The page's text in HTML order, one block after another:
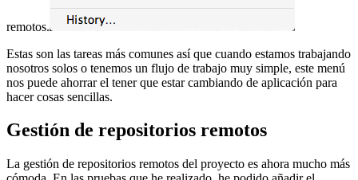
remotos.
Estas son las tareas más comunes así que cuando estamos trabajando
nosotros solos o tenemos un flujo de trabajo muy simple, este menú
nos puede ahorrar el tener que estar cambiando de aplicación para
hacer cosas sencillas.
Gestión de repositorios remotos
La gestión de repositorios remotos del proyecto es ahora mucho más